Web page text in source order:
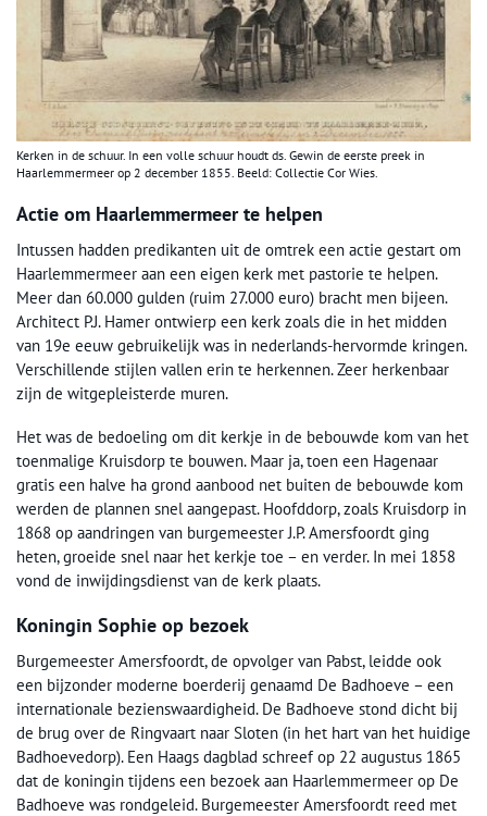
Kerken in de schuur. In een volle schuur houdt ds. Gewin de eerste preek in
Haarlemmermeer op 2 december 1855. Beeld: Collectie Cor Wies.
Actie om Haarlemmermeer te helpen
Intussen hadden predikanten uit de omtrek een actie gestart om
Haarlemmermeer aan een eigen kerk met pastorie te helpen.
Meer dan 60.000 gulden (ruim 27.000 euro) bracht men bijeen.
Architect P.J. Hamer ontwierp een kerk zoals die in het midden
van 19e eeuw gebruikelijk was in nederlands-hervormde kringen.
Verschillende stijlen vallen erin te herkennen. Zeer herkenbaar
zijn de witgepleisterde muren.
Het was de bedoeling om dit kerkje in de bebouwde kom van het
toenmalige Kruisdorp te bouwen. Maar ja, toen een Hagenaar
gratis een halve ha grond aanbood net buiten de bebouwde kom
werden de plannen snel aangepast. Hoofddorp, zoals Kruisdorp in
1868 op aandringen van burgemeester J.P. Amersfoordt ging
heten, groeide snel naar het kerkje toe – en verder. In mei 1858
vond de inwijdingsdienst van de kerk plaats.
Koningin Sophie op bezoek
Burgemeester Amersfoordt, de opvolger van Pabst, leidde ook
een bijzonder moderne boerderij genaamd De Badhoeve – een
internationale bezienswaardigheid. De Badhoeve stond dicht bij
de brug over de Ringvaart naar Sloten (in het hart van het huidige
Badhoevedorp). Een Haags dagblad schreef op 22 augustus 1865
dat de koningin tijdens een bezoek aan Haarlemmermeer op De
Badhoeve was rondgeleid. Burgemeester Amersfoordt reed met